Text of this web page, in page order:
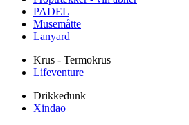
PADEL
Musemåtte
Lanyard
Krus - Termokrus
Lifeventure
Drikkedunk
Xindao